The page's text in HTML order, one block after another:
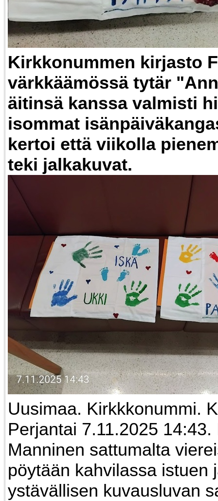
Kirkkonummen kirjasto
värkkäämössä tytär
äitinsä kanssa valmisti
isommat
kertoi että viikolla
teki jalkakuvat.
Uusimaa. Kirkkkonummi.
Perjantai 7.11.2025
Manninen sattumalta
pöytään kahvilassa istuen
ystävällisen kuvausluvan